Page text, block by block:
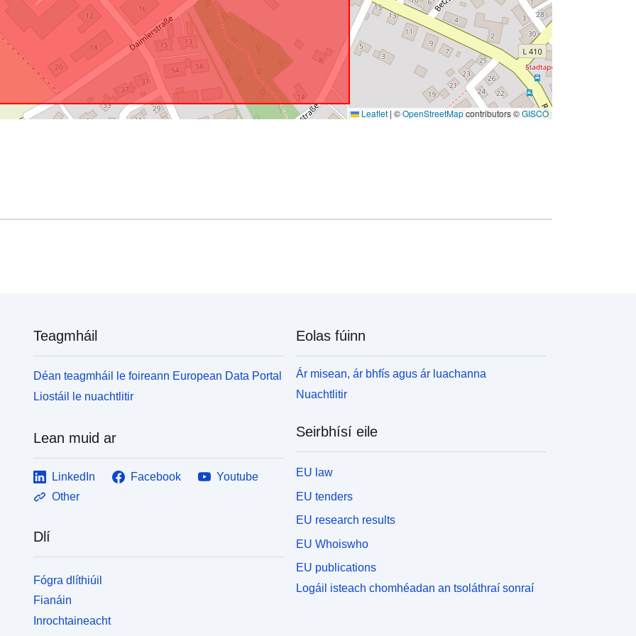
Leaflet | ©OpenStreetMapcontributors ©GISCO
Teagmháil
Déan teagmháil le foireann European Data Portal
Liostáil le nuachtlitir
Lean muid ar
LinkedIn Facebook
Youtube
Other
Dlí
Fógra dlíthiúil
Fianáin
Inrochtaineacht
Eolas fúinn
Ár misean, ár bhfís agus ár luachanna
Nuachtlitir
Seirbhísí eile
EU law
EU tenders
EU research results
EU Whoiswho
EU publications
Logáil isteach chomhéadan an tsoláthraí sonraí